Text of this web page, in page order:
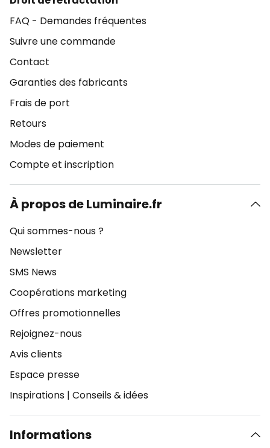
FAQ - Demandes fréquentes
Suivre une commande
Contact
Garanties des fabricants
Frais de port
Retours
Modes de paiement
Compte et inscription
À propos de Luminaire.fr
Qui sommes-nous ?
Newsletter
SMS News
Coopérations marketing
Offres promotionnelles
Rejoignez-nous
Avis clients
Espace presse
Inspirations | Conseils & idées
Informations